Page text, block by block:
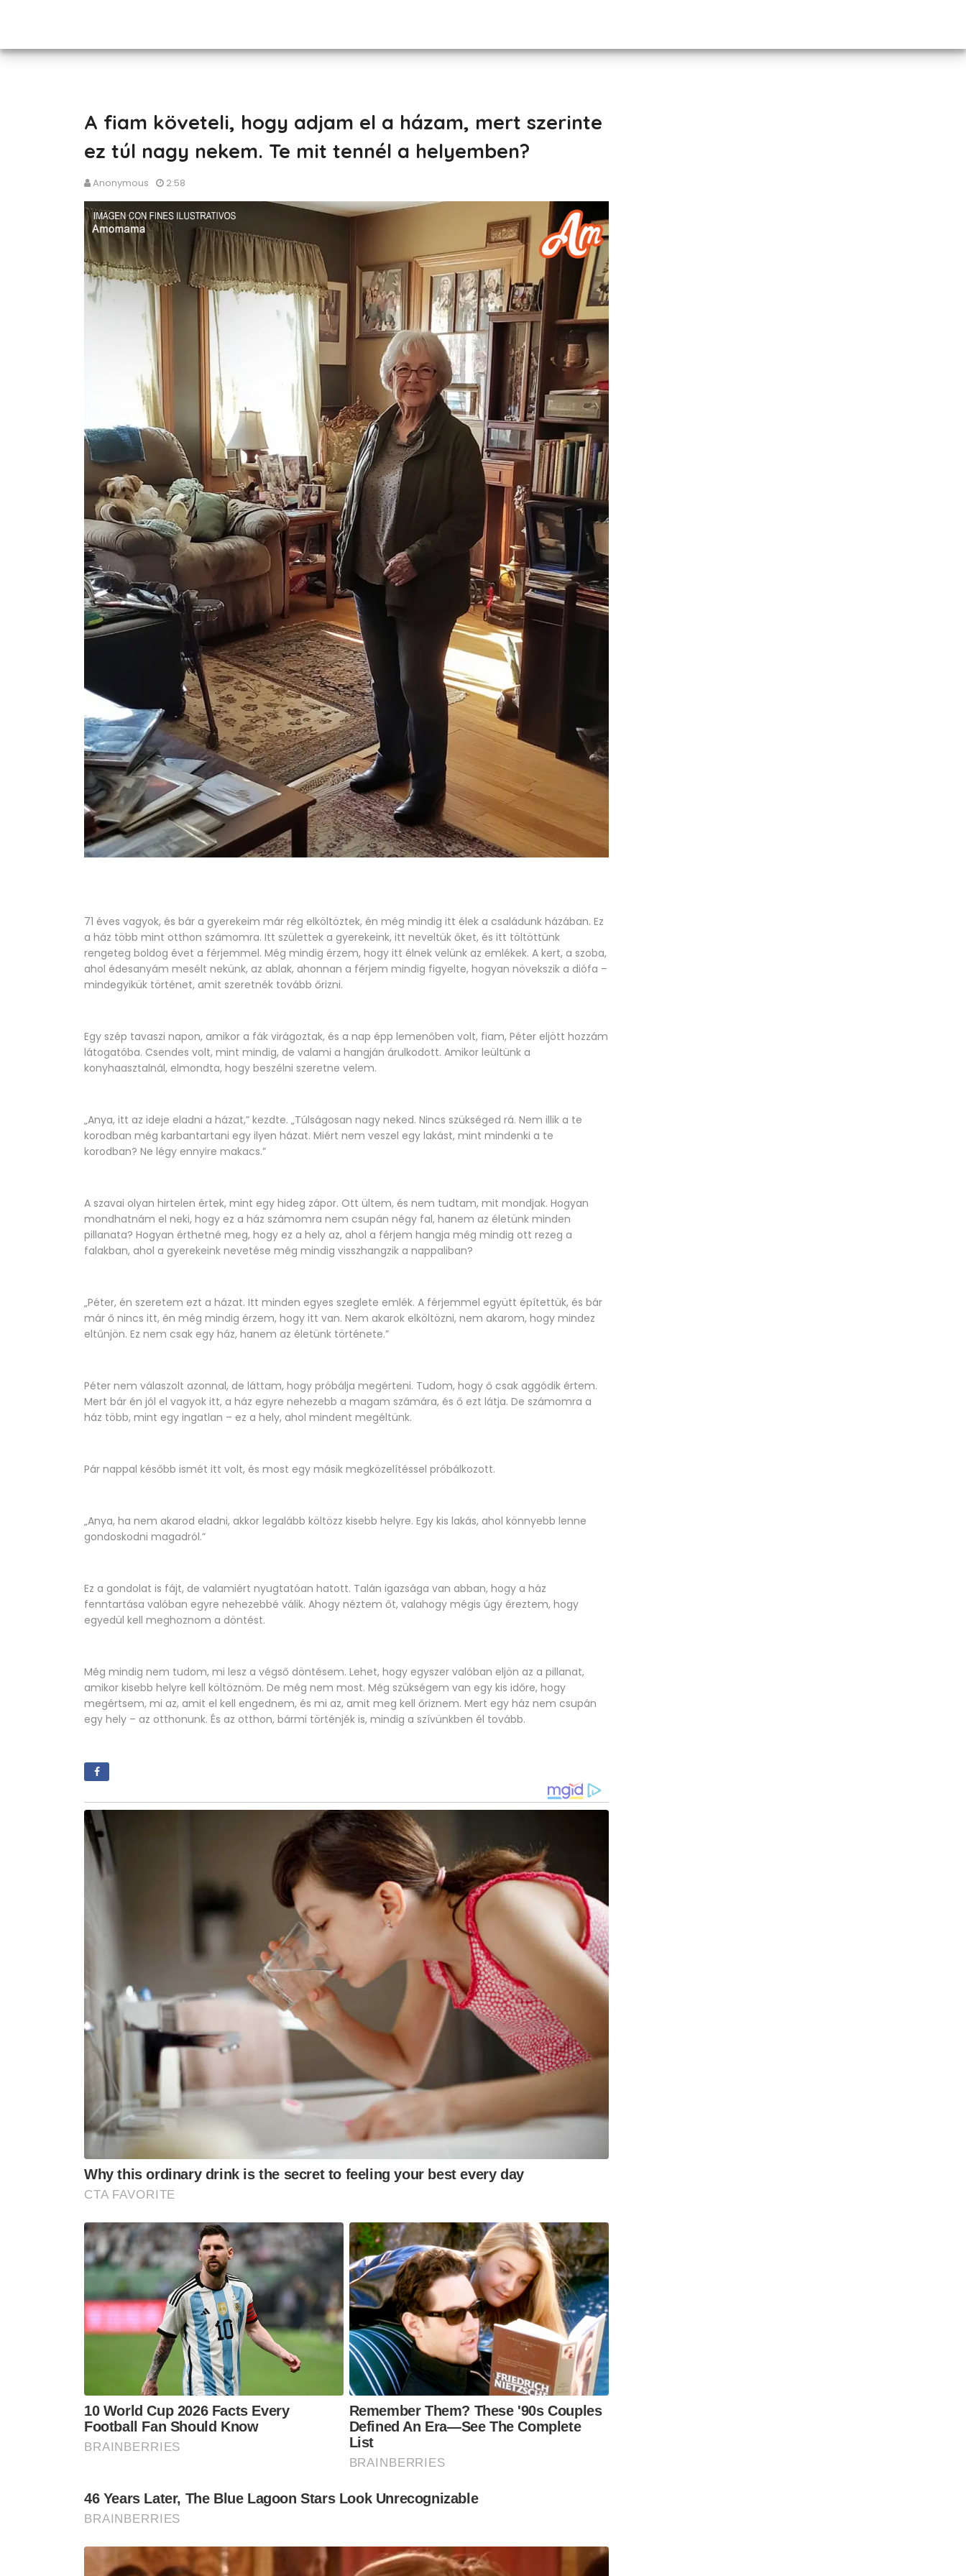
A fiam követeli, hogy adjam el a házam, mert szerinte
ez túl nagy nekem. Te mit tennél a helyemben?
Anonymous 2:58
71 éves vagyok, és bár a gyerekeim már rég elköltöztek, én még mindig itt élek a családunk házában. Ez
a ház több mint otthon számomra. Itt születtek a gyerekeink, itt neveltük őket, és itt töltöttünk
rengeteg boldog évet a férjemmel. Még mindig érzem, hogy itt élnek velünk az emlékek. A kert, a szoba,
ahol édesanyám mesélt nekünk, az ablak, ahonnan a férjem mindig figyelte, hogyan növekszik a diófa –
mindegyikük történet, amit szeretnék tovább őrizni.
Egy szép tavaszi napon, amikor a fák virágoztak, és a nap épp lemenőben volt, fiam, Péter eljött hozzám
látogatóba. Csendes volt, mint mindig, de valami a hangján árulkodott. Amikor leültünk a
konyhaasztalnál, elmondta, hogy beszélni szeretne velem.
„Anya, itt az ideje eladni a házat,” kezdte. „Túlságosan nagy neked. Nincs szükséged rá. Nem illik a te
korodban még karbantartani egy ilyen házat. Miért nem veszel egy lakást, mint mindenki a te
korodban? Ne légy ennyire makacs.”
A szavai olyan hirtelen értek, mint egy hideg zápor. Ott ültem, és nem tudtam, mit mondjak. Hogyan
mondhatnám el neki, hogy ez a ház számomra nem csupán négy fal, hanem az életünk minden
pillanata? Hogyan érthetné meg, hogy ez a hely az, ahol a férjem hangja még mindig ott rezeg a
falakban, ahol a gyerekeink nevetése még mindig visszhangzik a nappaliban?
„Péter, én szeretem ezt a házat. Itt minden egyes szeglete emlék. A férjemmel együtt építettük, és bár
már ő nincs itt, én még mindig érzem, hogy itt van. Nem akarok elköltözni, nem akarom, hogy mindez
eltűnjön. Ez nem csak egy ház, hanem az életünk története.”
Péter nem válaszolt azonnal, de láttam, hogy próbálja megérteni. Tudom, hogy ő csak aggódik értem.
Mert bár én jól el vagyok itt, a ház egyre nehezebb a magam számára, és ő ezt látja. De számomra a
ház több, mint egy ingatlan – ez a hely, ahol mindent megéltünk.
Pár nappal később ismét itt volt, és most egy másik megközelítéssel próbálkozott.
„Anya, ha nem akarod eladni, akkor legalább költözz kisebb helyre. Egy kis lakás, ahol könnyebb lenne
gondoskodni magadról.”
Ez a gondolat is fájt, de valamiért nyugtatóan hatott. Talán igazsága van abban, hogy a ház
fenntartása valóban egyre nehezebbé válik. Ahogy néztem őt, valahogy mégis úgy éreztem, hogy
egyedül kell meghoznom a döntést.
Még mindig nem tudom, mi lesz a végső döntésem. Lehet, hogy egyszer valóban eljön az a pillanat,
amikor kisebb helyre kell költöznöm. De még nem most. Még szükségem van egy kis időre, hogy
megértsem, mi az, amit el kell engednem, és mi az, amit meg kell őriznem. Mert egy ház nem csupán
egy hely – az otthonunk. És az otthon, bármi történjék is, mindig a szívünkben él tovább.